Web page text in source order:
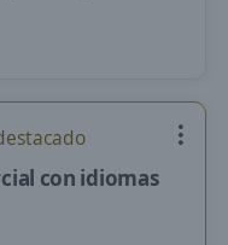
con idiomas